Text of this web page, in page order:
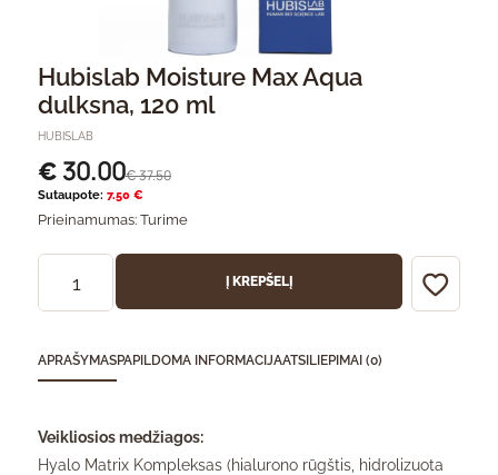
Hubislab Moisture Max Aqua
dulksna, 120 ml
HUBISLAB
€ 30.00€37.50
Sutaupote: 7.50 €
Prieinamumas: Turime
Į KREPŠELĮ
APRAŠYMASPAPILDOMA INFORMACIJAATSILIEPIMAI (0)
Veikliosios medžiagos:
Hyalo Matrix Kompleksas (hialurono rūgštis, hidrolizuota